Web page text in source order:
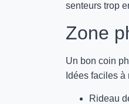
senteurs trop
Zone
Un bon coin
Idées faciles à
Rideau